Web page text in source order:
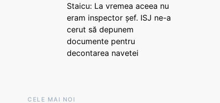
Staicu: La vremea aceea nu
eram inspector șef. ISJ ne-a
cerut să depunem
documente pentru
decontarea navetei
CELE MAI NOI